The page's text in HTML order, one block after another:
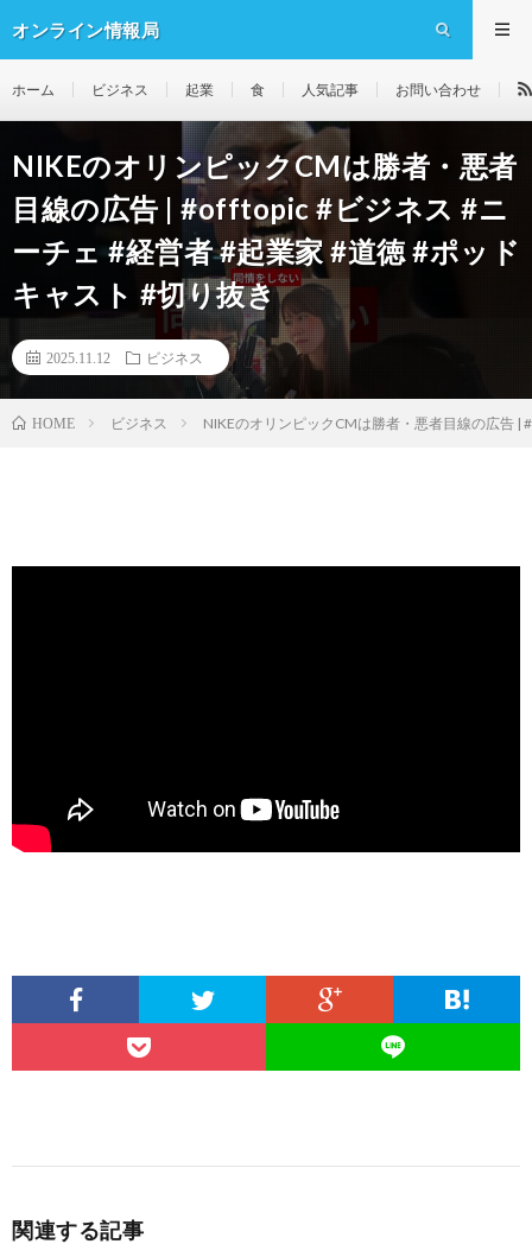
オンライン情報局
ホーム ビジネス 起業 食 人気記事 お問い合わせ
NIKEのオリンピックCMは勝者・悪者
目線の広告 | #offtopic #ビジネス #ニ
ーチェ #経営者 #起業家 #道徳 #ポッド
キャスト #切り抜き
2025.11.12 ビジネス
HOME ビジネス NIKEのオリンピックCMは勝者・悪者目線の広告 |
関連する記事